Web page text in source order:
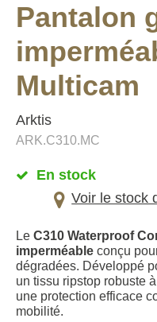
Pantalon
Multicam
Arktis
ARK.C310.MC
En stock
Voir le stock
LeC310 Waterproof
imperméable conçu
dégradées. Développé
un tissu ripstop robuste
une protection efficace
mobilité.